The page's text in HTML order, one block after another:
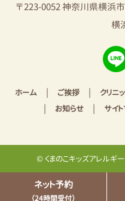
ネット予約
（24時間受付）
〒223-0052 神奈川県横浜
横
ホーム| ご挨拶| クリニ
| お知らせ| サイ
© くまのこキッズアレルギ